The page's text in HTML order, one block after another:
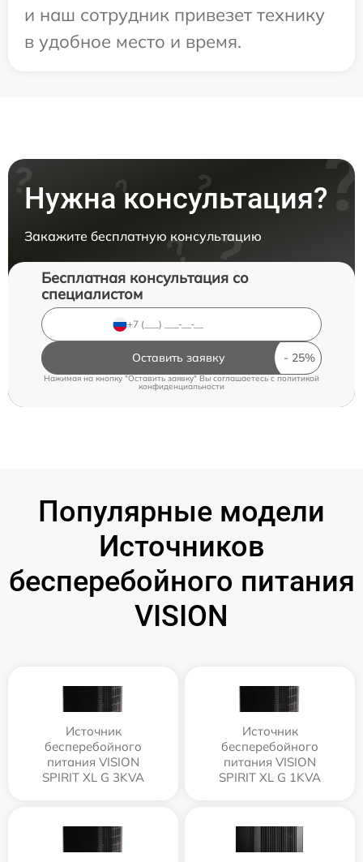
и наш сотрудник привезет технику
в удобное место и время.
Нужна консультация?
Закажите бесплатную консультацию
Бесплатная консультация со
специалистом
Оставить заявку
Нажимая на кнопку "Оставить заявку" Вы соглашаетесь cполитикой
конфиденциальности
Популярные модели
Источников
бесперебойного питания
VISION
Источник
бесперебойного
питания VISION
SPIRIT XL G 3KVA
Источник
бесперебойного
питания VISION
SPIRIT XL G 1KVA